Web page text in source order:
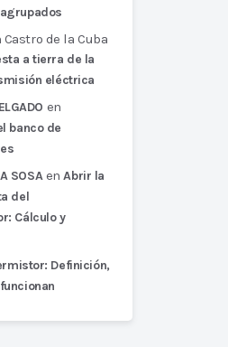
Castro de la Cuba
a tierra de la
eléctrica
en
banco de
SOSAenAbrir la
del
Cálculo y
Definición,